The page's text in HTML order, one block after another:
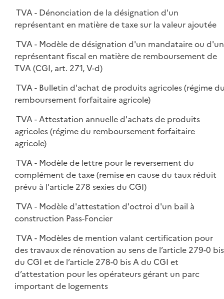
TVA - Dénonciation de la désignation d'un
représentant en matière de taxe sur la valeur ajoutée
TVA - Modèle de désignation d'un mandataire ou d'un
représentant fiscal en matière de remboursement de
TVA (CGI, art. 271, V-d)
TVA - Bulletin d'achat de produits agricoles (régime
remboursement forfaitaire agricole)
TVA - Attestation annuelle d'achats de produits
agricoles (régime du remboursement forfaitaire
agricole)
TVA - Modèle de lettre pour le reversement du
complément de taxe (remise en cause du taux réduit
prévu à l'article 278 sexies du CGI)
TVA - Modèle d'attestation d'octroi d'un bail à
construction Pass-Foncier
TVA - Modèles de mention valant certification pour
des travaux de rénovation au sens de l’article 279-0 bis
du CGI et de l’article 278-0 bis A du CGI et
d’attestation pour les opérateurs gérant un parc
important de logements